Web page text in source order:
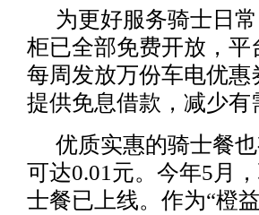
为更好服务骑士日
柜已全部免费开放，
每周发放万份车电优
提供免息借款，减少
优质实惠的骑士餐
可达0.01元。今年5月
士餐已上线。作为“橙